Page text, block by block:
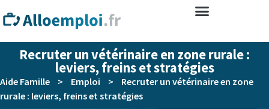
Recruter un vétérinaire en zone rurale :
leviers, freins et stratégies
Aide Famille > Emploi >
Recruter un vétérinaire en zone
rurale : leviers, freins et stratégies